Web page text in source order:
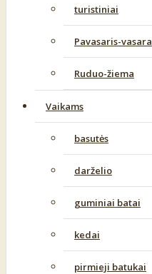
turistiniai
Pavasaris-vasara
Ruduo-žiema
Vaikams
basutės
darželio
guminiai batai
kedai
pirmieji batukai